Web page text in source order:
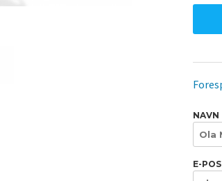
NAVN
E-